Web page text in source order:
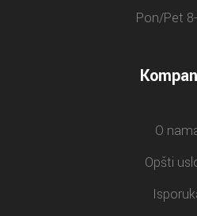
Pon/Pet
O
Opšti